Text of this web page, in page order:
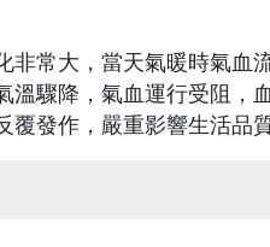
非常大，當天氣暖時氣血
溫驟降，氣血運行受阻，
覆發作，嚴重影響生活品質